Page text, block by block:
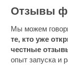
Отзывы
Мы можем
те, кто уже
честные
опыт запуска и